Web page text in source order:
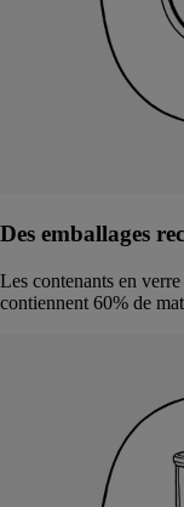
Des emballages
Les contenants en
contiennent 60% de